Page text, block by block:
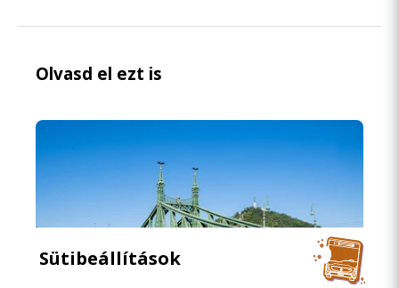
Olvasd el ezt is
Sütibeállítások